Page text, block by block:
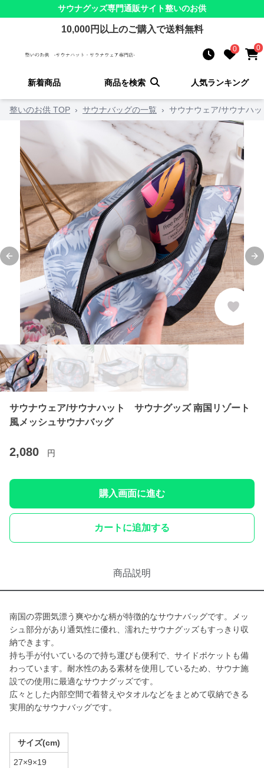
サウナグッズ専門通販サイト整いのお供
10,000円以上のご購入で送料無料
0 0
新着商品 商品を検索 人気ランキング
整いのお供 TOP › サウナバッグの一覧 › サウナウェア/サウナハ
Previous slide
サウナウェア/サウナハット サウナグッズ 南国リゾート
風メッシュサウナバッグ
2,080 円
購入画面に進む
カートに追加する
商品説明
南国の雰囲気漂う爽やかな柄が特徴的なサウナバッグです。メッ
シュ部分があり通気性に優れ、濡れたサウナグッズもすっきり収
納できます。
持ち手が付いているので持ち運びも便利で、サイドポケットも備
わっています。耐水性のある素材を使用しているため、サウナ施
設での使用に最適なサウナグッズです。
広々とした内部空間で着替えやタオルなどをまとめて収納できる
実用的なサウナバッグです。
サイズ(cm)
27×9×19